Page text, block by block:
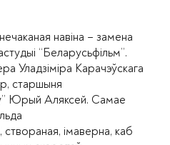
навіна – замена
“Беларусьфільм”.
Уладзіміра Карачэўскага
старшыня
Юрый Аляксей. Самае
створаная, імаверна, каб